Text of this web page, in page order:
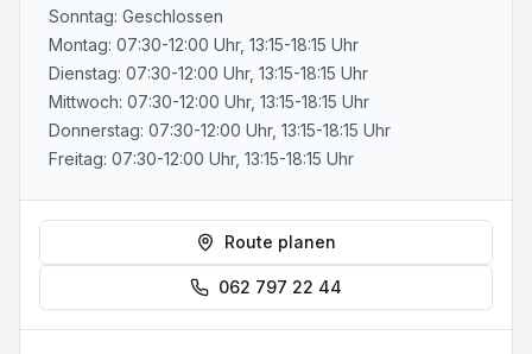
Sonntag: Geschlossen
Montag: 07:30-12:00 Uhr, 13:15-18:15 Uhr
Dienstag: 07:30-12:00 Uhr, 13:15-18:15 Uhr
Mittwoch: 07:30-12:00 Uhr, 13:15-18:15 Uhr
Donnerstag: 07:30-12:00 Uhr, 13:15-18:15 Uhr
Freitag: 07:30-12:00 Uhr, 13:15-18:15 Uhr
Route planen
062 797 22 44